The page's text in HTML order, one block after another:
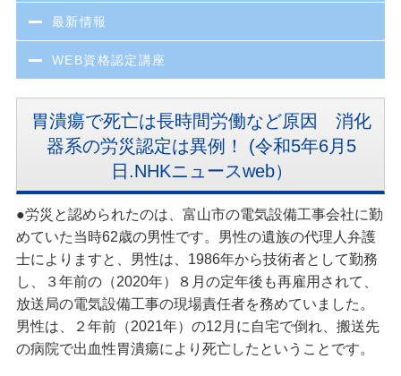
最新情報
WEB資格認定講座
胃潰瘍で死亡は長時間労働など原因 消化
器系の労災認定は異例！ (令和5年6月5
日.NHKニュースweb）
●労災と認められたのは、富山市の電気設備工事会社に勤
めていた当時62歳の男性です。男性の遺族の代理人弁護
士によりますと、男性は、1986年から技術者として勤務
し、３年前の（2020年）８月の定年後も再雇用されて、
放送局の電気設備工事の現場責任者を務めていました。
男性は、２年前（2021年）の12月に自宅で倒れ、搬送先
の病院で出血性胃潰瘍により死亡したということです。